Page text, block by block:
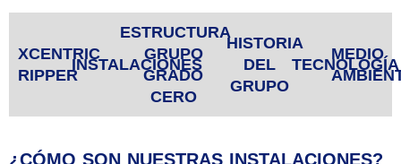
XCENTRIC
RIPPER
INSTALACIONES
ESTRUCTURA
GRUPO
GRADO
CERO
HISTORIA
DEL
GRUPO
TECNOLOGÍA
MEDIO
¿CÓMO SON NUESTRAS INSTALACIONES?